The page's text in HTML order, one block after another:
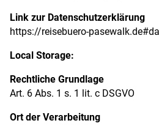
Link zur Datenschutzerklärung
https://reisebuero-
Local Storage:
Rechtliche Grundlage
Art. 6 Abs. 1 s. 1 lit. c DSGVO
Ort der Verarbeitung